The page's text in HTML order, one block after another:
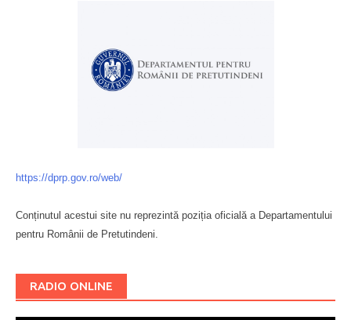
https://dprp.gov.ro/web/
Conținutul acestui site nu reprezintă poziția oficială a Departamentului
pentru Românii de Pretutindeni.
RADIO ONLINE